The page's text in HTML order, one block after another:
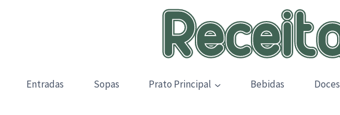
Entradas Sopas Prato Principal Bebidas Doces